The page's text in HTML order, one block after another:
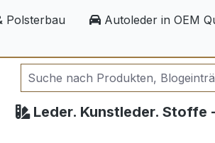
Polsterbau Autoleder in OEM
Leder. Kunstleder. Stoffe